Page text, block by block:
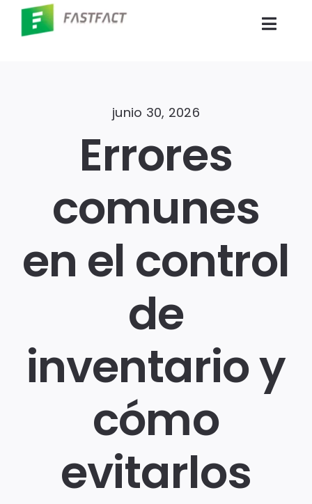
Skip
Productos
Empresas
Blog
Contáctenos
Portal Clientes
junio 30, 2026
Errores
comunes
en el control
de
inventario y
cómo
evitarlos